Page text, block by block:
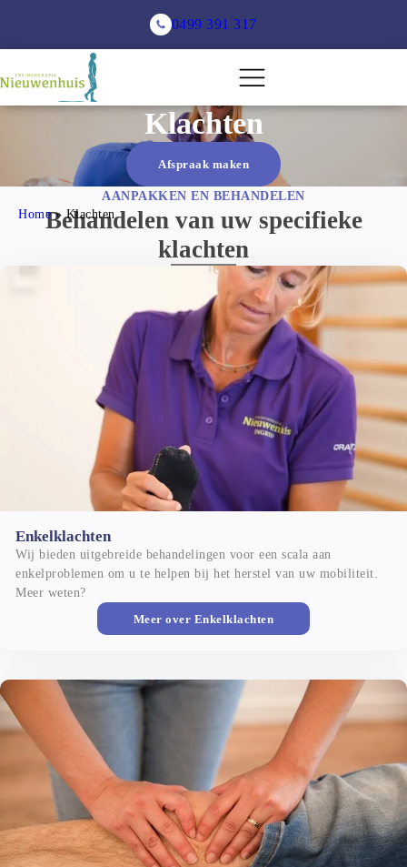
0499 391 317
Klachten
Afspraak maken
AANPAKKEN EN BEHANDELEN
Behandelen van uw specifieke
klachten
Enkelklachten
Wij bieden uitgebreide behandelingen voor een scala aan
enkelproblemen om u te helpen bij het herstel van uw mobiliteit.
Meer weten?
Meer over Enkelklachten
Enkelklachten
Knieklachten
Home » Klachten